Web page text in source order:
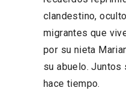
clandestino,
migrantes que
por su nieta
su abuelo. Juntos
hace tiempo.